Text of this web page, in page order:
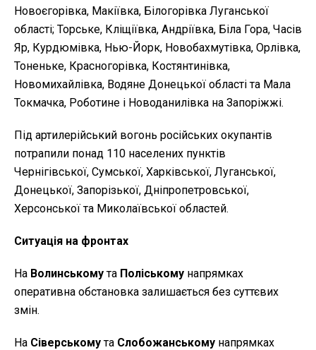
Новоєгорівка, Макіївка, Білогорівка Луганської
області; Торське, Кліщіївка, Андріївка, Біла Гора, Часів
Яр, Курдюмівка, Нью-Йорк, Новобахмутівка, Орлівка,
Тоненьке, Красногорівка, Костянтинівка,
Новомихайлівка, Водяне Донецької області та Мала
Токмачка, Роботине і Новоданилівка на Запоріжжі.
Під артилерійський вогонь російських окупантів
потрапили понад 110 населених пунктів
Чернігівської, Сумської, Харківської, Луганської,
Донецької, Запорізької, Дніпропетровської,
Херсонської та Миколаївської областей.
Ситуація на фронтах
На Волинськомута Поліському напрямках
оперативна обстановка залишається без суттєвих
змін.
На Сіверськомута Слобожанському напрямках